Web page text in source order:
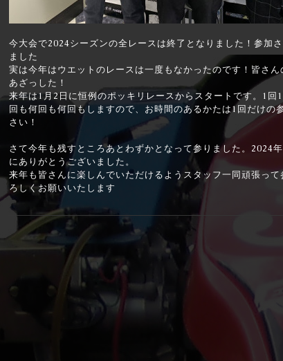
今大会で2024シーズンの全レースは終了となりました！参加
ました
実は今年はウエットのレースは一度もなかったのです！皆さん
あざっした！
来年は1月2日に恒例のポッキリレースからスタートです。1
回も何回も何回もしますので、お時間のあるかたは1回だけの
さい！
さて今年も残すところあとわずかとなって参りました。2024
にありがとうございました。
来年も皆さんに楽しんでいただけるようスタッフ一同頑張っ
ろしくお願いいたします